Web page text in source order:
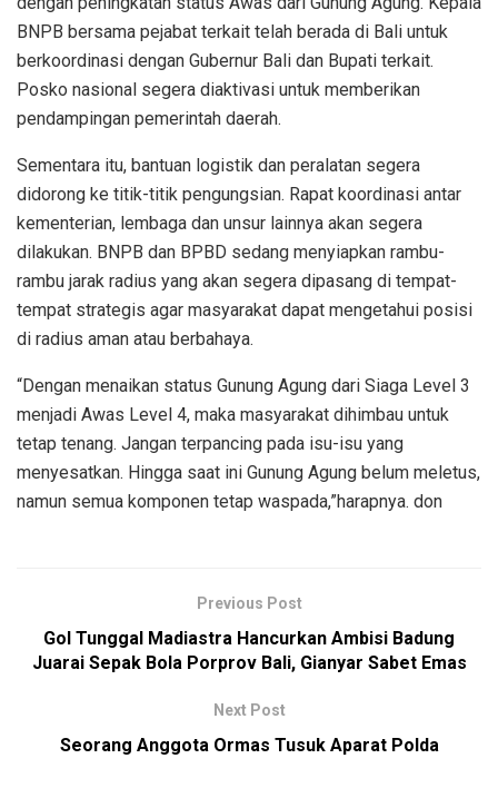
BNPB bersama pejabat terkait telah berada di Bali untuk
berkoordinasi dengan Gubernur Bali dan Bupati terkait.
Posko nasional segera diaktivasi untuk memberikan
pendampingan pemerintah daerah.
Sementara itu, bantuan logistik dan peralatan segera
didorong ke titik-titik pengungsian. Rapat koordinasi antar
kementerian, lembaga dan unsur lainnya akan segera
dilakukan. BNPB dan BPBD sedang menyiapkan rambu-
rambu jarak radius yang akan segera dipasang di tempat-
tempat strategis agar masyarakat dapat mengetahui posisi
di radius aman atau berbahaya.
“Dengan menaikan status Gunung Agung dari Siaga Level 3
menjadi Awas Level 4, maka masyarakat dihimbau untuk
tetap tenang. Jangan terpancing pada isu-isu yang
menyesatkan. Hingga saat ini Gunung Agung belum meletus,
namun semua komponen tetap waspada,”harapnya. don
Previous Post
Gol Tunggal Madiastra Hancurkan Ambisi Badung
Juarai Sepak Bola Porprov Bali, Gianyar Sabet Emas
Next Post
Seorang Anggota Ormas Tusuk Aparat Polda